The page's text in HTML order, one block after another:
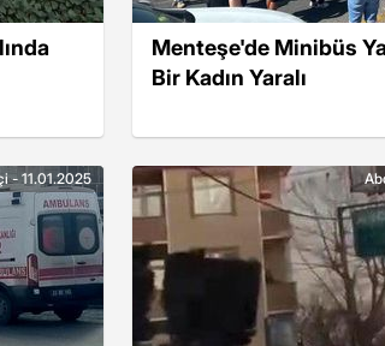
Menteşe'de Minibüs
Bir Kadın Yaralı
- 11.01.2025